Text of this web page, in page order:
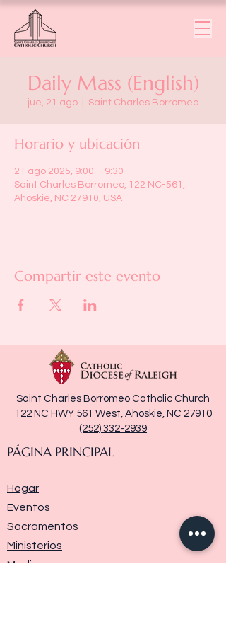
Daily Mass (English)
jue, 21 ago Saint Charles Borromeo
Horario y ubicación
21 ago 2025, 9:00 – 9:30
Saint Charles Borromeo, 122 NC-561,
Ahoskie, NC 27910, USA
Compartir este evento
Saint Charles Borromeo Catholic Church
122 NC HWY 561 West, Ahoskie, NC 27910
(252) 332-2939
PÁGINA PRINCIPAL
Hogar
Eventos
Sacramentos
Ministerios
Media